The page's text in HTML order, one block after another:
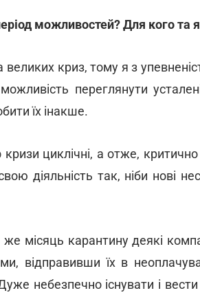
можливостей? Для кого та
великих криз, тому я з
переглянути
їх інакше.
циклічні, а отже, критично
діяльність так, ніби нові
карантину деякі
відправивши їх в
небезпечно існувати і